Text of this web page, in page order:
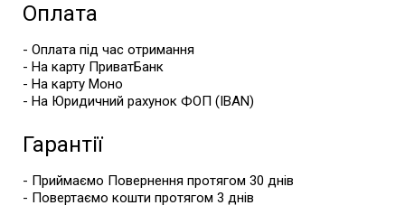
Оплата
- Оплата під час отримання
- На карту ПриватБанк
- На карту Моно
- На Юридичний рахунок ФОП (IBAN)
Гарантії
- Приймаємо Повернення протягом 30 днів
- Повертаємо кошти протягом 3 днів